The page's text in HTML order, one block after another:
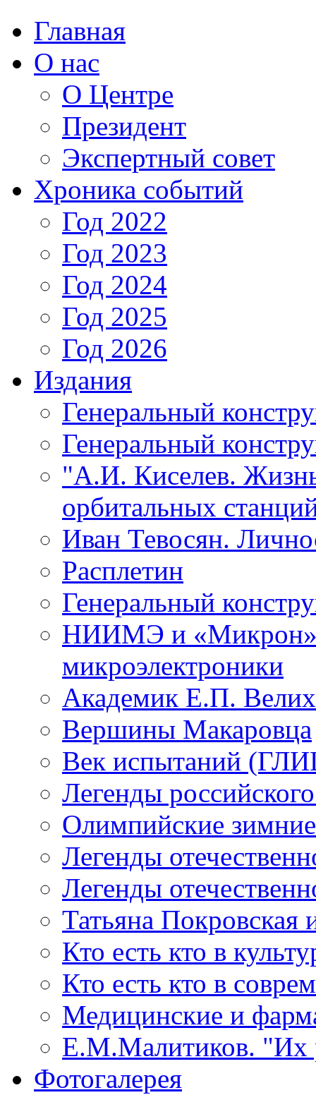
Главная
О нас
О Центре
Президент
Экспертный совет
Хроника событий
Год 2022
Год 2023
Год 2024
Год 2025
Год 2026
Издания
Генеральный
Генеральный
"А.И. Киселев.
орбитальных
Иван Тевосян.
Расплетин
Генеральный
НИИМЭ и «Микрон»
микроэлектроники
Академик Е.П.
Вершины Макаровца
Век испытаний
Легенды
Олимпийские
Легенды
Легенды
Татьяна Покровская
Кто есть кто в
Кто есть кто в
Медицинские и
Е.М.Малитиков. "Их
Фотогалерея